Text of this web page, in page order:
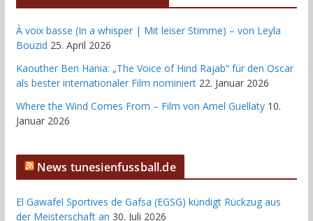
À voix basse (In a whisper | Mit leiser Stimme) – von Leyla
Bouzid 25. April 2026
Kaouther Ben Hania: „The Voice of Hind Rajab“ für den Oscar
als bester internationaler Film nominiert 22. Januar 2026
Where the Wind Comes From – Film von Amel Guellaty 10.
Januar 2026
News tunesienfussball.de
El Gawafel Sportives de Gafsa (EGSG) kündigt Rückzug aus
der Meisterschaft an 30. Juli 2026